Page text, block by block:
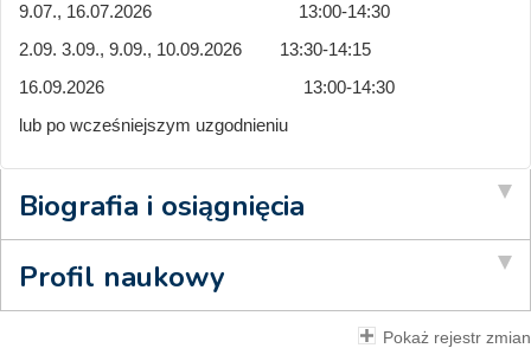
9.07., 16.07.2026 13:00-14:30
2.09. 3.09., 9.09., 10.09.2026 13:30-14:15
16.09.2026 13:00-14:30
lub po wcześniejszym uzgodnieniu
Biografia i osiągnięcia
Profil naukowy
Pokaż rejestr zmian